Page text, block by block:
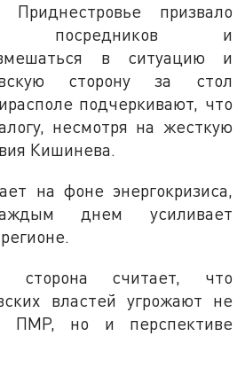
призвало
посредников и
в ситуацию и
сторону за стол
подчеркивают, что
несмотря на жесткую
Кишинева.
на фоне энергокризиса,
днем усиливает
сторона считает, что
властей угрожают не
ПМР, но и перспективе